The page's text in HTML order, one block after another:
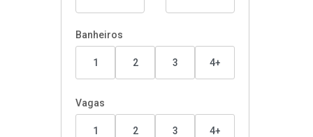
Banheiros
1 2 3 4+
Vagas
1 2 3 4+